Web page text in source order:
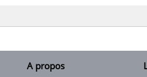
A propos